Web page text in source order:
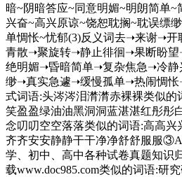
暗~阴暗答应~同意明媚~明朗简单~
兴奋~高兴原谅~饶恕耽搁~耽误缥
单惆怅~忧郁(3)反义词去➝来谢➝
青散➝聚旋转➝静止徘徊➝果断盼
绝明媚➝昏暗简单➝复杂焦急➝冷
缈➝真实急遽➝缓慢孤单➝热闹惆
式词语:头涔涔泪潸潸赤裸裸类似的
笑盈盈绿油油黑洞洞蓝湛湛红彤
念叨叨空空落落类似的词语:高高兴
齐齐安安静静干干净净舒舒服服
学、初中、高中各种试卷真题知识
载www.doc985.com类似的词语:研